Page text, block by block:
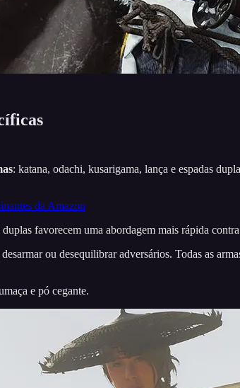
: katana, odachi, kusarigama, lança e espadas
da Amazon
favorecem uma abordagem mais rápida
ou desequilibrar adversários. Todas as
e pó cegante.